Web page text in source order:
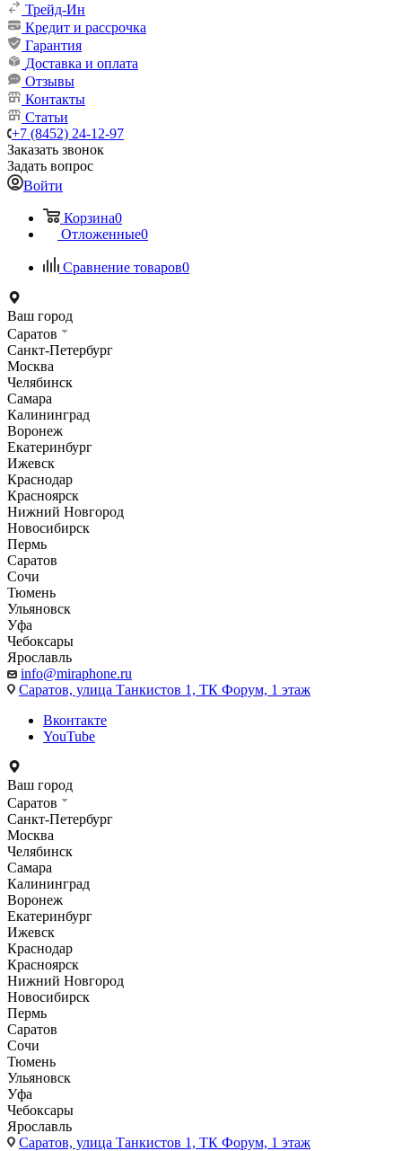
Трейд-Ин
Кредит и рассрочка
Гарантия
Доставка и оплата
Отзывы
Контакты
Статьи
+7 (8452) 24-12-97
Заказать звонок
Задать вопрос
Войти
Корзина0
Отложенные0
Сравнение товаров0
Ваш город
Саратов
Санкт-Петербург
Москва
Челябинск
Самара
Калининград
Воронеж
Екатеринбург
Ижевск
Краснодар
Красноярск
Нижний Новгород
Новосибирск
Пермь
Саратов
Сочи
Тюмень
Ульяновск
Уфа
Чебоксары
Ярославль
info@miraphone.ru
Саратов, улица Танкистов 1, ТК Форум, 1 этаж
Вконтакте
YouTube
Ваш город
Саратов
Санкт-Петербург
Москва
Челябинск
Самара
Калининград
Воронеж
Екатеринбург
Ижевск
Краснодар
Красноярск
Нижний Новгород
Новосибирск
Пермь
Саратов
Сочи
Тюмень
Ульяновск
Уфа
Чебоксары
Ярославль
Саратов, улица Танкистов 1, ТК Форум, 1 этаж